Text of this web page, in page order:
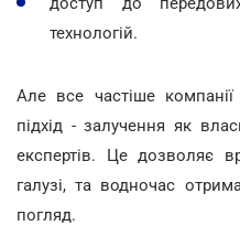
технологій.
Але все частіше
підхід - залучення як
експертів. Це дозволяє
галузі, та водночас
погляд.